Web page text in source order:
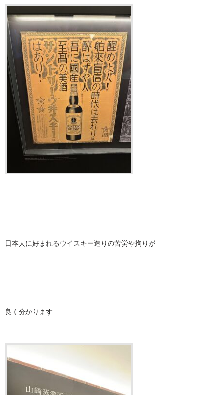
日本人に好まれるウイスキー造りの苦労や拘りが
良く分かります